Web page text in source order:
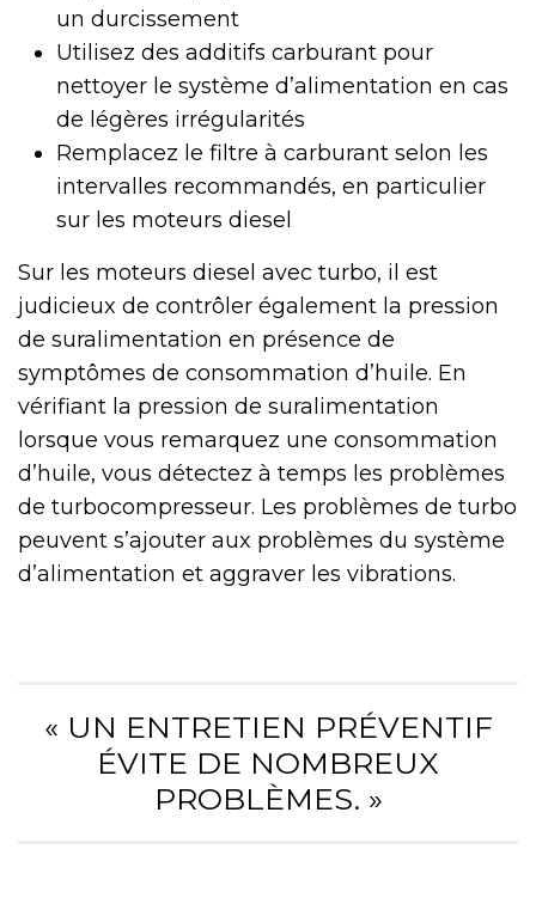
un durcissement
Utilisez des additifs carburant pour
nettoyer le système d’alimentation en cas
de légères irrégularités
Remplacez le filtre à carburant selon les
intervalles recommandés, en particulier
sur les moteurs diesel
Sur les moteurs diesel avec turbo, il est
judicieux de contrôler également la pression
de suralimentation en présence de
symptômes de consommation d’huile. En
vérifiant la pression de suralimentation
lorsque vous remarquez une consommation
d’huile, vous détectez à temps les problèmes
de turbocompresseur. Les problèmes de turbo
peuvent s’ajouter aux problèmes du système
d’alimentation et aggraver les vibrations.
« UN ENTRETIEN PRÉVENTIF
ÉVITE DE NOMBREUX
PROBLÈMES. »